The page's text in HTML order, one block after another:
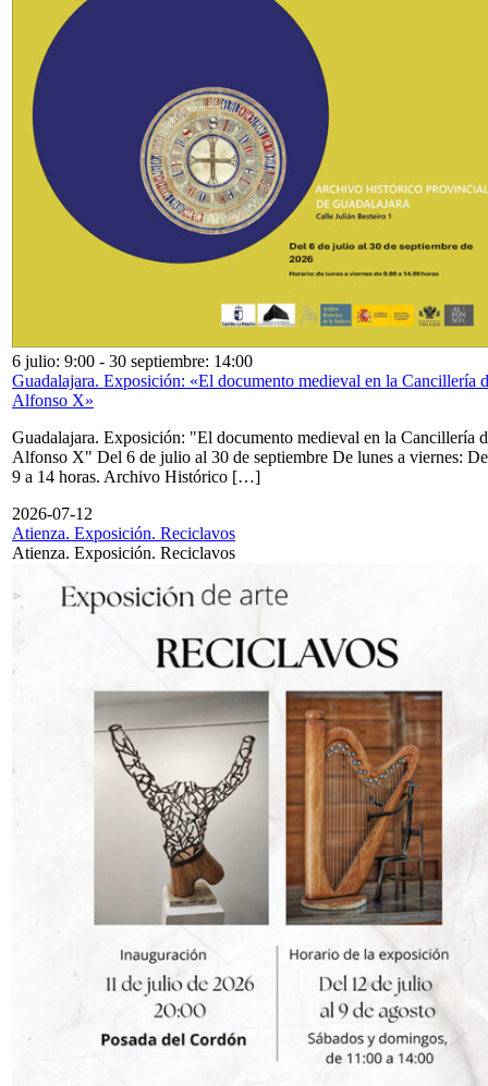
6 julio: 9:00 - 30 septiembre: 14:00
Guadalajara. Exposición: «El documento medieval en la Cancillería
Alfonso X»
Guadalajara. Exposición: "El documento medieval en la Cancillería
Alfonso X" Del 6 de julio al 30 de septiembre De lunes a viernes: De
9 a 14 horas. Archivo Histórico […]
2026-07-12
Atienza. Exposición. Reciclavos
Atienza. Exposición. Reciclavos